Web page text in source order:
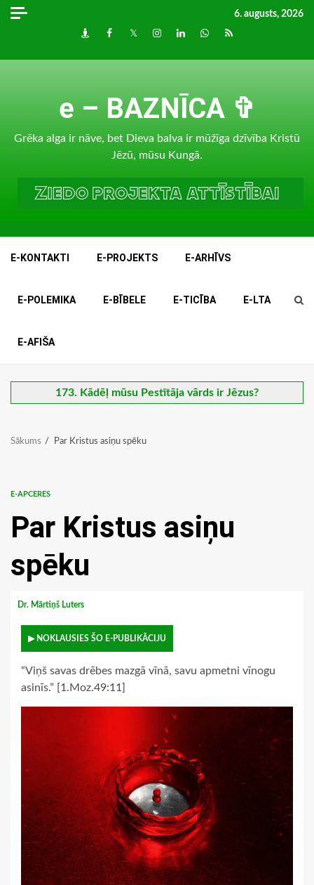
Skip
6. augusts, 2026
DraugiemFacebook
TwitterInstagram
LinkedInwhatsapp
RSS
e – BAZNĪCA ✞
Grēka alga ir nāve, bet Dieva balva ir mūžīga dzīvība Kristū
Jēzū, mūsu Kungā.
E-KONTAKTI E-PROJEKTS E-ARHĪVS
E-POLEMIKA E-BĪBELE E-TICĪBA E-LTA
E-AFIŠA
173. Kādēļ mūsu Pestītāja vārds ir Jēzus?
Sākums Par Kristus asiņu spēku
E-APCERES
Par Kristus asiņu
spēku
Dr. Mārtiņš Luters
▶ NOKLAUSIES ŠO E-PUBLIKĀCIJU
“Viņš savas drēbes mazgā vīnā, savu apmetni vīnogu
asinīs.” [1.Moz.49:11]